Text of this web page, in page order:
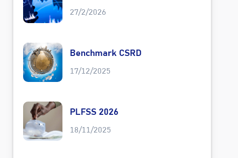
27/2/2026
Benchmark CSRD
17/12/2025
PLFSS 2026
18/11/2025